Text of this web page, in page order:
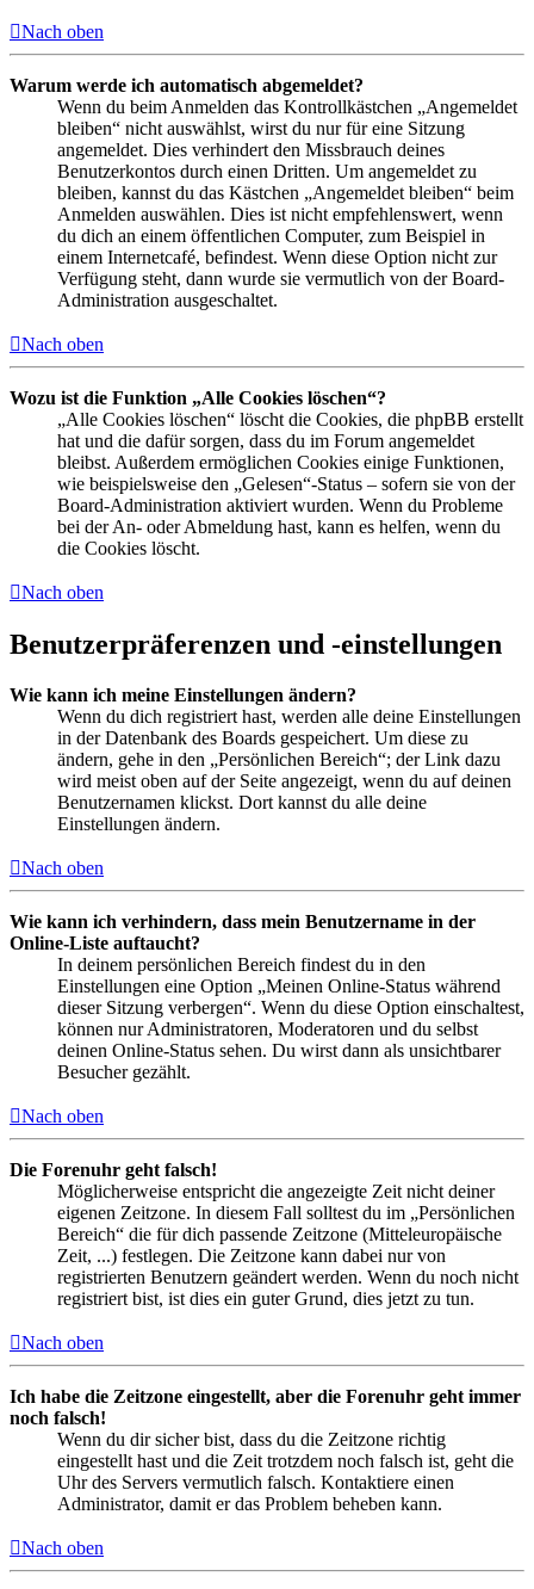
Nach oben
Warum werde ich automatisch abgemeldet?
Wenn du beim Anmelden das Kontrollkästchen „Angemeldet
bleiben“ nicht auswählst, wirst du nur für eine Sitzung
angemeldet. Dies verhindert den Missbrauch deines
Benutzerkontos durch einen Dritten. Um angemeldet zu
bleiben, kannst du das Kästchen „Angemeldet bleiben“ beim
Anmelden auswählen. Dies ist nicht empfehlenswert, wenn
du dich an einem öffentlichen Computer, zum Beispiel in
einem Internetcafé, befindest. Wenn diese Option nicht zur
Verfügung steht, dann wurde sie vermutlich von der Board-
Administration ausgeschaltet.
Nach oben
Wozu ist die Funktion „Alle Cookies löschen“?
„Alle Cookies löschen“ löscht die Cookies, die phpBB erstellt
hat und die dafür sorgen, dass du im Forum angemeldet
bleibst. Außerdem ermöglichen Cookies einige Funktionen,
wie beispielsweise den „Gelesen“-Status – sofern sie von der
Board-Administration aktiviert wurden. Wenn du Probleme
bei der An- oder Abmeldung hast, kann es helfen, wenn du
die Cookies löscht.
Nach oben
Benutzerpräferenzen und -einstellungen
Wie kann ich meine Einstellungen ändern?
Wenn du dich registriert hast, werden alle deine Einstellungen
in der Datenbank des Boards gespeichert. Um diese zu
ändern, gehe in den „Persönlichen Bereich“; der Link dazu
wird meist oben auf der Seite angezeigt, wenn du auf deinen
Benutzernamen klickst. Dort kannst du alle deine
Einstellungen ändern.
Nach oben
Wie kann ich verhindern, dass mein Benutzername in der
Online-Liste auftaucht?
In deinem persönlichen Bereich findest du in den
Einstellungen eine Option „Meinen Online-Status während
dieser Sitzung verbergen“. Wenn du diese Option einschaltest,
können nur Administratoren, Moderatoren und du selbst
deinen Online-Status sehen. Du wirst dann als unsichtbarer
Besucher gezählt.
Nach oben
Die Forenuhr geht falsch!
Möglicherweise entspricht die angezeigte Zeit nicht deiner
eigenen Zeitzone. In diesem Fall solltest du im „Persönlichen
Bereich“ die für dich passende Zeitzone (Mitteleuropäische
Zeit, ...) festlegen. Die Zeitzone kann dabei nur von
registrierten Benutzern geändert werden. Wenn du noch nicht
registriert bist, ist dies ein guter Grund, dies jetzt zu tun.
Nach oben
Ich habe die Zeitzone eingestellt, aber die Forenuhr geht immer
noch falsch!
Wenn du dir sicher bist, dass du die Zeitzone richtig
eingestellt hast und die Zeit trotzdem noch falsch ist, geht die
Uhr des Servers vermutlich falsch. Kontaktiere einen
Administrator, damit er das Problem beheben kann.
Nach oben